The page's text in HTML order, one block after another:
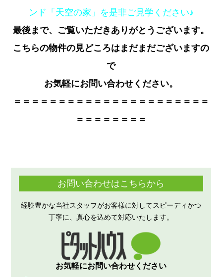
ンド「天空の家」を是非ご見学ください♪
最後まで、ご覧いただきありがとうございます。
こちらの物件の見どころはまだまだございますの
で
お気軽にお問い合わせください。
＝＝＝＝＝＝＝＝＝＝＝＝＝＝＝＝＝＝＝＝＝＝
＝＝＝＝＝＝＝＝
お問い合わせはこちらから
経験豊かな当社スタッフがお客様に対してスピーディかつ
丁寧に、真心を込めて対応いたします。
お気軽にお問い合わせください